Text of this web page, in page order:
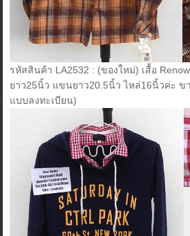
รหัสสินค้า LA2532 : (ของใหม่) เสื้อ
ยาว25นิ้ว แขนยาว20.5นิ้ว ไหล่16นิ้วค่ะ ข
แบบลงทะเบียน)